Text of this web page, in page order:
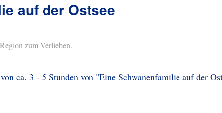
auf der Ostsee
zum Verlieben.
ca. 3 - 5 Stunden von "Eine Schwanenfamilie auf der